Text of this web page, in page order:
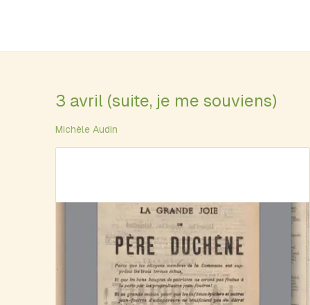
3 avril (suite, je me souviens)
Michèle Audin